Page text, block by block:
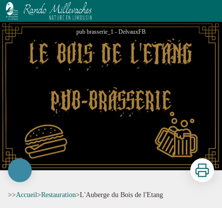
L'Auberge du Bois de l'Etang
pub brasserie_1 - DelvauxFB
Imprimer
>>Accueil>Restauration>L'Auberge du Bois de l'Etang